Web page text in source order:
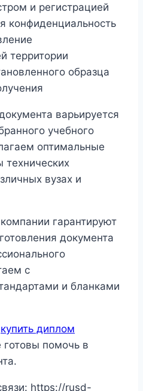
и регистрацией
конфиденциальность
территории
образца
варьируется
учебного
оптимальные
технических
вузах и
гарантируют
документа
с
и бланками
купить диплом
помочь в
https://rusd-